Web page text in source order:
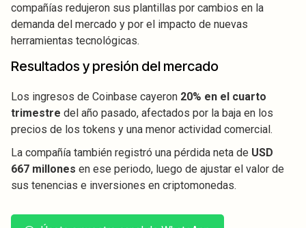
compañías redujeron sus plantillas por cambios en la
demanda del mercado y por el impacto de nuevas
herramientas tecnológicas.
Resultados y presión del mercado
Los ingresos de Coinbase cayeron 20% en el cuarto
trimestre del año pasado, afectados por la baja en los
precios de los tokens y una menor actividad comercial.
La compañía también registró una pérdida neta de USD
667 millones en ese periodo, luego de ajustar el valor de
sus tenencias e inversiones en criptomonedas.